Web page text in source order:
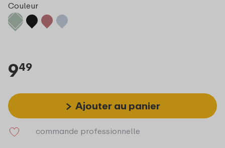
Couleur
949
Ajouter au panier
commande professionnelle